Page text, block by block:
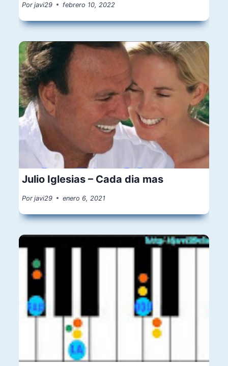
Por javi29 febrero 10, 2022
Julio Iglesias – Cada dia mas
Por javi29 enero 6, 2021